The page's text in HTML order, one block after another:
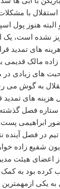
استقلال با
هنوز پول
نشده است، یک
های تمدید
مالک قدیمی
های زیادی
به گوش می
هزینه های تمدید
فصل گذشته
ابراهیمی
در فصل آینده
شفیع زاده
اعضای هیئت
کرده بود به
یکی